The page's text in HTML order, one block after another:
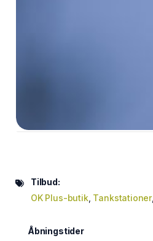
Tilbud:
OK Plus-butik, Tankstationer,
Åbningstider